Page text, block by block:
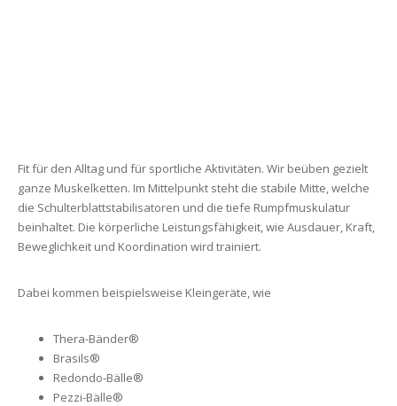
Fit für den Alltag und für sportliche Aktivitäten. Wir beüben gezielt
ganze Muskelketten. Im Mittelpunkt steht die stabile Mitte, welche
die Schulterblattstabilisatoren und die tiefe Rumpfmuskulatur
beinhaltet. Die körperliche Leistungsfähigkeit, wie Ausdauer, Kraft,
Beweglichkeit und Koordination wird trainiert.
Dabei kommen beispielsweise Kleingeräte, wie
Thera-Bänder®
Brasils®
Redondo-Bälle®
Pezzi-Bälle®